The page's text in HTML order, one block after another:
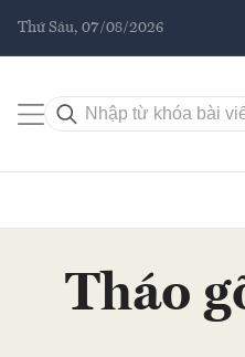
Thứ Sáu, 07/08/2026
Tháo